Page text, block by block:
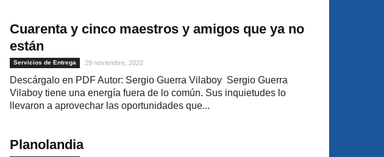
Cuarenta y cinco maestros y amigos que ya no
están
Servicios de Entrega 29 noviembre, 2022
Descárgalo en PDF Autor: Sergio Guerra Vilaboy Sergio Guerra
Vilaboy tiene una energía fuera de lo común. Sus inquietudes lo
llevaron a aprovechar las oportunidades que...
Planolandia